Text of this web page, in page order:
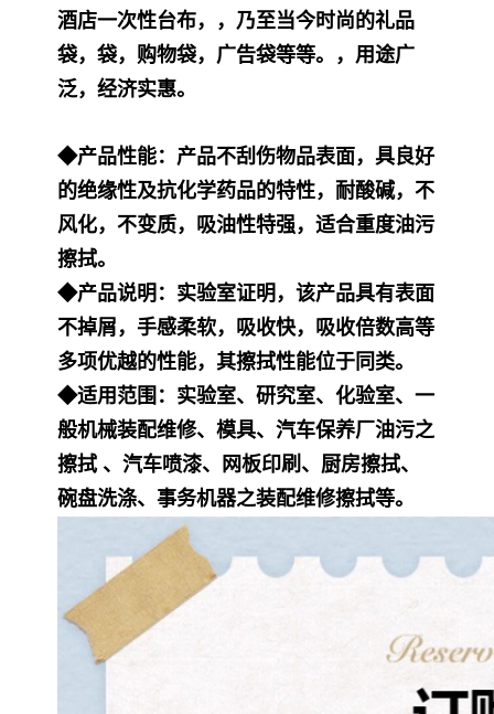
酒店一次性台布，，乃至当今时尚的礼品
袋，袋，购物袋，广告袋等等。，用途广
泛，经济实惠。
◆产品性能：产品不刮伤物品表面，具良好
的绝缘性及抗化学药品的特性，耐酸碱，不
风化，不变质，吸油性特强，适合重度油污
擦拭。
◆产品说明：实验室证明，该产品具有表面
不掉屑，手感柔软，吸收快，吸收倍数高等
多项优越的性能，其擦拭性能位于同类。
◆适用范围：实验室、研究室、化验室、一
般机械装配维修、模具、汽车保养厂油污之
擦拭 、汽车喷漆、网板印刷、厨房擦拭、
碗盘洗涤、事务机器之装配维修擦拭等。